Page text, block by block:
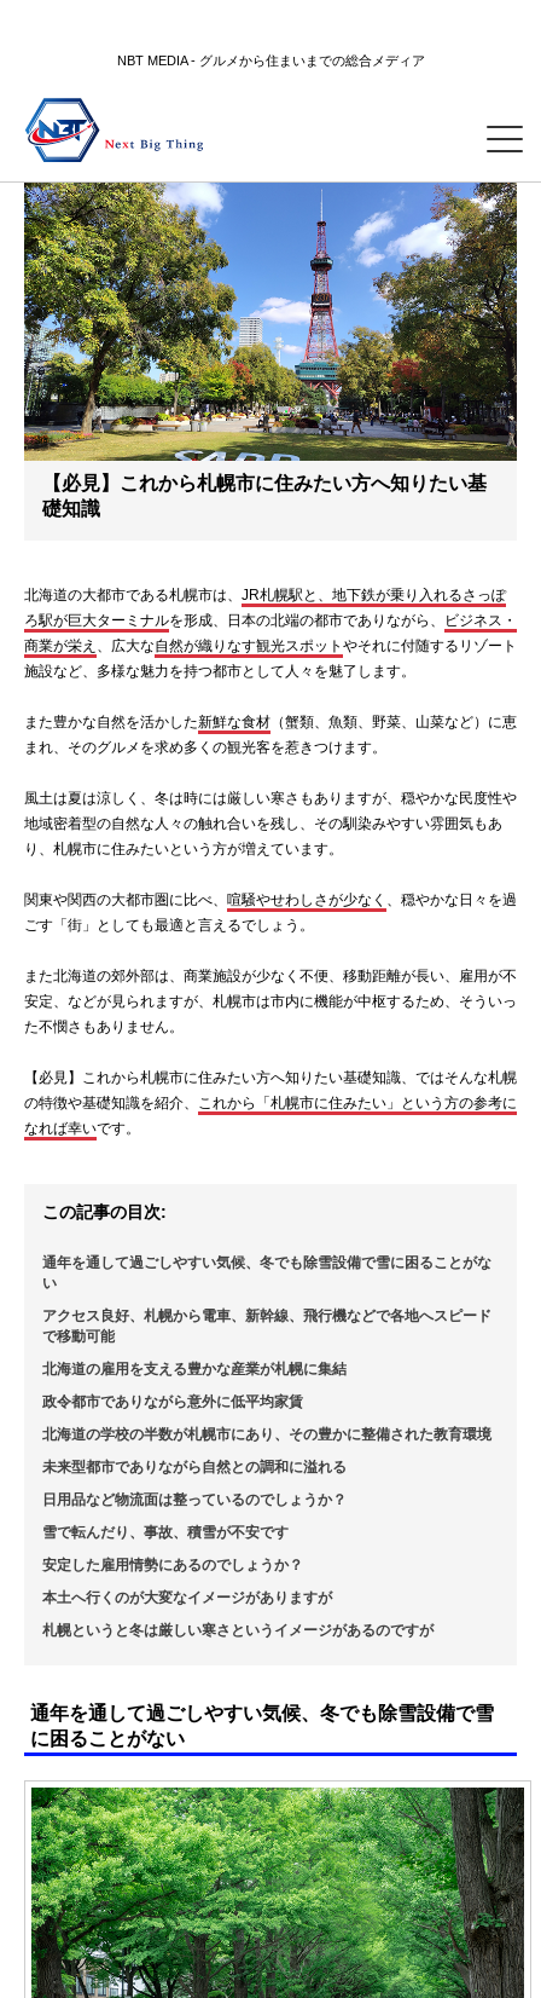
NBT MEDIA - グルメから住まいまでの総合メディア
【必見】これから札幌市に住みたい方へ知りたい基
礎知識
北海道の大都市である札幌市は、 JR札幌駅と、地下鉄が乗り入れるさっぽ
ろ駅が巨大ターミナルを形成、日本の北端の都市でありながら、
ビジネス・
商業が栄え
、広大な自然が織りなす観光スポット やそれに付随するリゾート
施設など、多様な魅力を持つ都市として人々を魅了します。
また豊かな自然を活かした新鮮な食材 （蟹類、魚類、野菜、山菜など）に恵
まれ、そのグルメを求め多くの観光客を惹きつけます。
風土は夏は涼しく、冬は時には厳しい寒さもありますが、穏やかな民度性や
地域密着型の自然な人々の触れ合いを残し、その馴染みやすい雰囲気もあ
り、札幌市に住みたいという方が増えています。
関東や関西の大都市圏に比べ、 喧騒やせわしさが少なく
、穏やかな日々を過
ごす「街」としても最適と言えるでしょう。
また北海道の郊外部は、商業施設が少なく不便、移動距離が長い、雇用が不
安定、などが見られますが、札幌市は市内に機能が中枢するため、そういっ
た不憫さもありません。
【必見】これから札幌市に住みたい方へ知りたい基礎知識、ではそんな札幌
の特徴や基礎知識を紹介、
これから「札幌市に住みたい」という方の参考に
なれば幸いです。
この記事の目次:
通年を通して過ごしやすい気候、冬でも除雪設備で雪に困ることがな
い
アクセス良好、札幌から電車、新幹線、飛行機などで各地へスピード
で移動可能
北海道の雇用を支える豊かな産業が札幌に集結
政令都市でありながら意外に低平均家賃
北海道の学校の半数が札幌市にあり、その豊かに整備された教育環境
未来型都市でありながら自然との調和に溢れる
日用品など物流面は整っているのでしょうか？
雪で転んだり、事故、積雪が不安です
安定した雇用情勢にあるのでしょうか？
本土へ行くのが大変なイメージがありますが
札幌というと冬は厳しい寒さというイメージがあるのですが
通年を通して過ごしやすい気候、冬でも除雪設備で雪
に困ることがない